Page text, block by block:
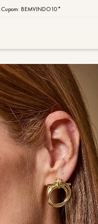
look merece!BEMVINDO10*
Índia
TERMOS
1º vestido
2º saia
3º calça
4º blusa
5º
6º
7º regata
8º